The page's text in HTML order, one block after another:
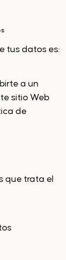
tus datos es:
a un
sitio Web
de
que trata el